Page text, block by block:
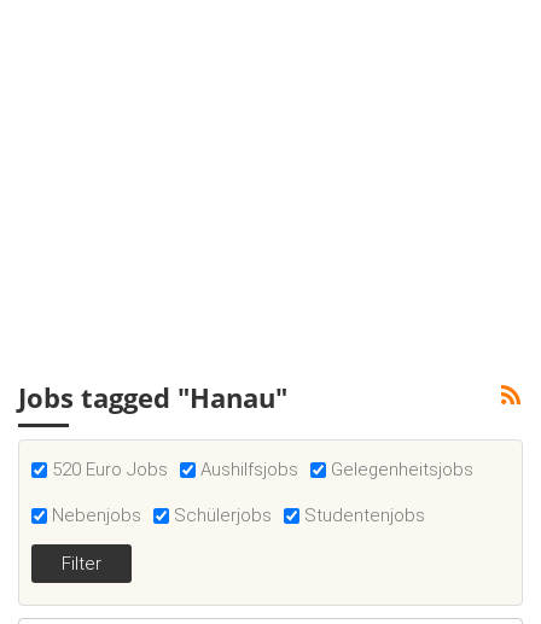
Jobs tagged "Hanau"
520 Euro Jobs Aushilfsjobs Gelegenheitsjobs
Nebenjobs Schülerjobs Studentenjobs